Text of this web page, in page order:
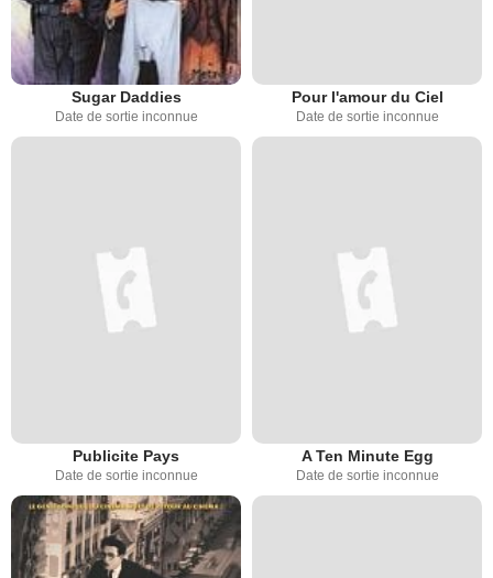
Sugar Daddies
Date de sortie inconnue
Pour l'amour du Ciel
Date de sortie inconnue
Publicite Pays
Date de sortie inconnue
A Ten Minute Egg
Date de sortie inconnue